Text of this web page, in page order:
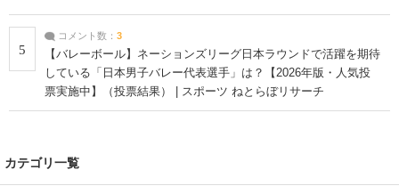
5
コメント数： 3
【バレーボール】ネーションズリーグ日本ラウンドで活躍を期待
している「日本男子バレー代表選手」は？【2026年版・人気投
票実施中】（投票結果） | スポーツ ねとらぼリサーチ
カテゴリ一覧